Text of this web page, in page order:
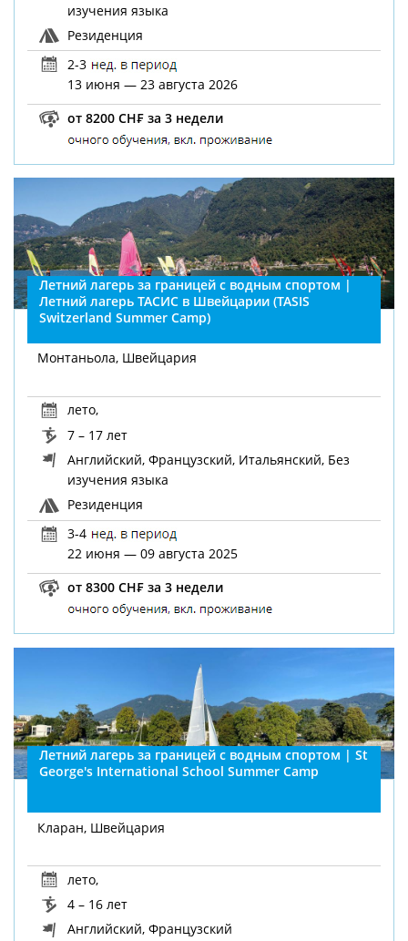
изучения языка
Резиденция
2-3
13 июня — 23 августа 2026
от 8200 CH₣ за 3 недели
Летний лагерь за границей с водным спортом |
Летний лагерь ТАСИС в Швейцарии (TASIS
Switzerland Summer Camp)
Монтаньола, Швейцария
лето,
7 – 17 лет
Английский, Французский, Итальянский, Без
изучения языка
Резиденция
3-4
22 июня — 09 августа 2025
от 8300 CH₣ за 3 недели
Летний лагерь за границей с водным спортом | St
George's International School Summer Camp
Кларан, Швейцария
лето,
4 – 16 лет
Английский, Французский